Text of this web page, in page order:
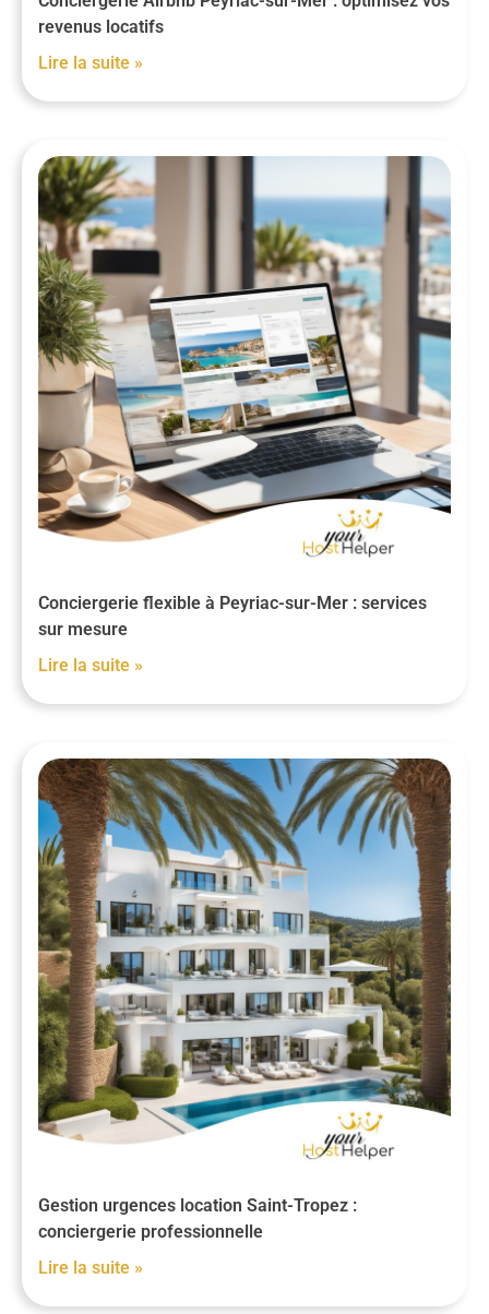
revenus locatifs
Lire la suite »
Conciergerie flexible à Peyriac-sur-Mer : services
sur mesure
Lire la suite »
Gestion urgences location Saint-Tropez :
conciergerie professionnelle
Lire la suite »